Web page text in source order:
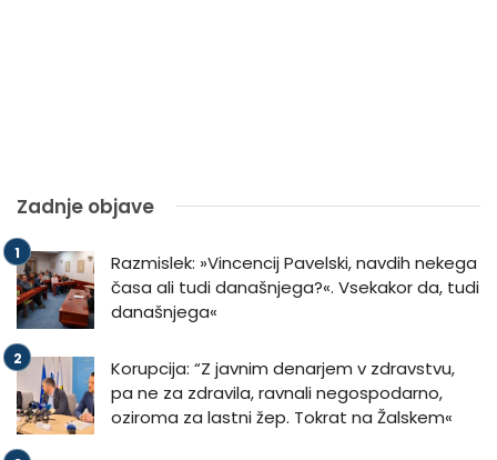
Zadnje objave
Razmislek: »Vincencij Pavelski, navdih nekega
časa ali tudi današnjega?«. Vsekakor da, tudi
današnjega«
Korupcija: “Z javnim denarjem v zdravstvu,
pa ne za zdravila, ravnali negospodarno,
oziroma za lastni žep. Tokrat na Žalskem«